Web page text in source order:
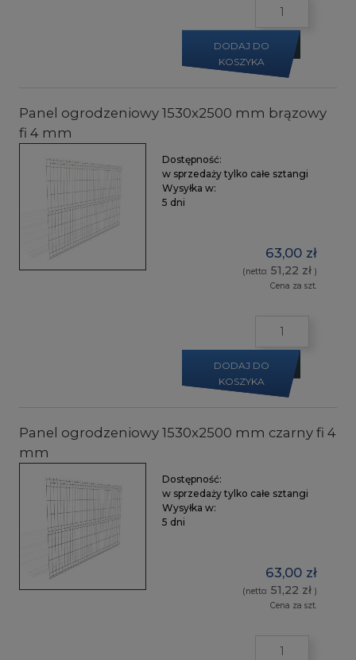
DODAJ DO
KOSZYKA
Panel ogrodzeniowy 1530x2500 mm brązowy
fi 4 mm
Dostępność:
w sprzedaży tylko całe sztangi
Wysyłka w:
5 dni
63,00 zł
(netto: 51,22 zł )
Cena za szt.
DODAJ DO
KOSZYKA
Panel ogrodzeniowy 1530x2500 mm czarny fi 4
mm
Dostępność:
w sprzedaży tylko całe sztangi
Wysyłka w:
5 dni
63,00 zł
(netto: 51,22 zł )
Cena za szt.